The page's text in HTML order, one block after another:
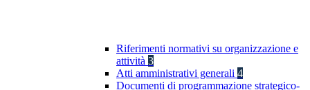
Riferimenti normativi su organizzazione e
attività 3
Atti amministrativi generali 4
Documenti di programmazione strategico-